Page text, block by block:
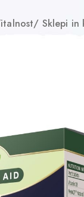
/ Sklepi in